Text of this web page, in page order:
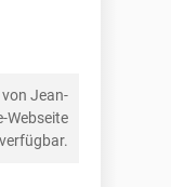
Jean-
Webseite